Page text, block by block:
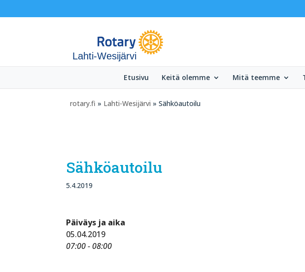
Lahti-Wesijärvi
Etusivu Keitä olemme Mitä teemme
rotary.fi » Lahti-Wesijärvi » Sähköautoilu
Sähköautoilu
5.4.2019
Päiväys ja aika
05.04.2019
07:00 - 08:00